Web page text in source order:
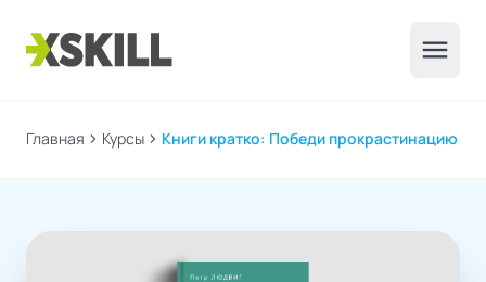
menu
Главная chevron_right Курсы chevron_right Книги кратко: Победи прокрастинацию